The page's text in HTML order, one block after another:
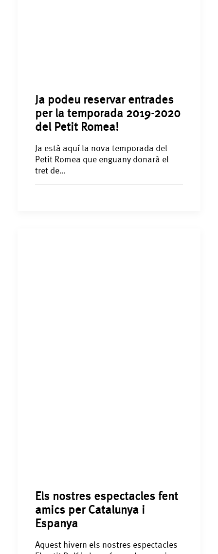
Ja podeu reservar entrades
per la temporada 2019-2020
del Petit Romea!
Ja està aquí la nova temporada del
Petit Romea que enguany donarà el
tret de…
Els nostres espectacles fent
amics per Catalunya i
Espanya
Aquest hivern els nostres espectacles